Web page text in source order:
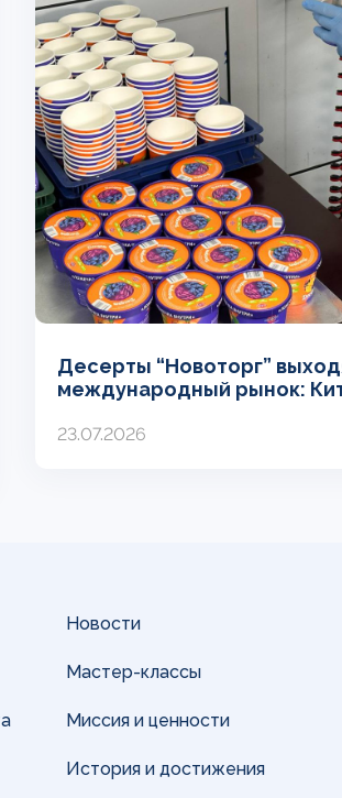
Десерты “Новоторг”
международный рынок:
23.07.2026
Новости
Мастер-классы
Миссия и ценности
История и достижения